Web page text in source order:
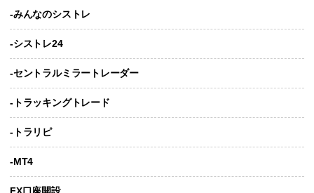
-みんなのシストレ
-シストレ24
-セントラルミラートレーダー
-トラッキングトレード
-トラリピ
-MT4
FX口座開設